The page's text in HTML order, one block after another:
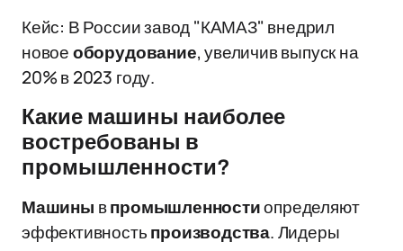
Кейс: В России завод "КАМАЗ" внедрил
новоеоборудование, увеличив выпуск на
20% в 2023 году.
Какие машины наиболее
востребованы в
промышленности?
Машины впромышленностиопределяют
эффективностьпроизводства. Лидеры